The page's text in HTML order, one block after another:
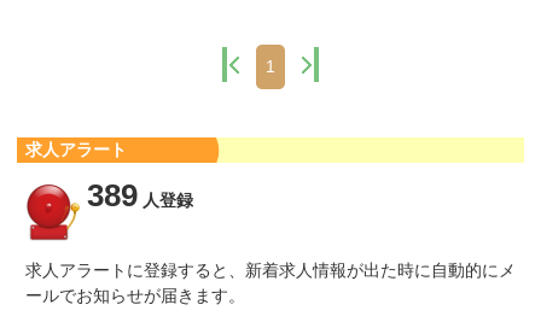
1
求人アラート
389 人登録
求人アラートに登録すると、新着求人情報が出た時に自動的にメ
ールでお知らせが届きます。